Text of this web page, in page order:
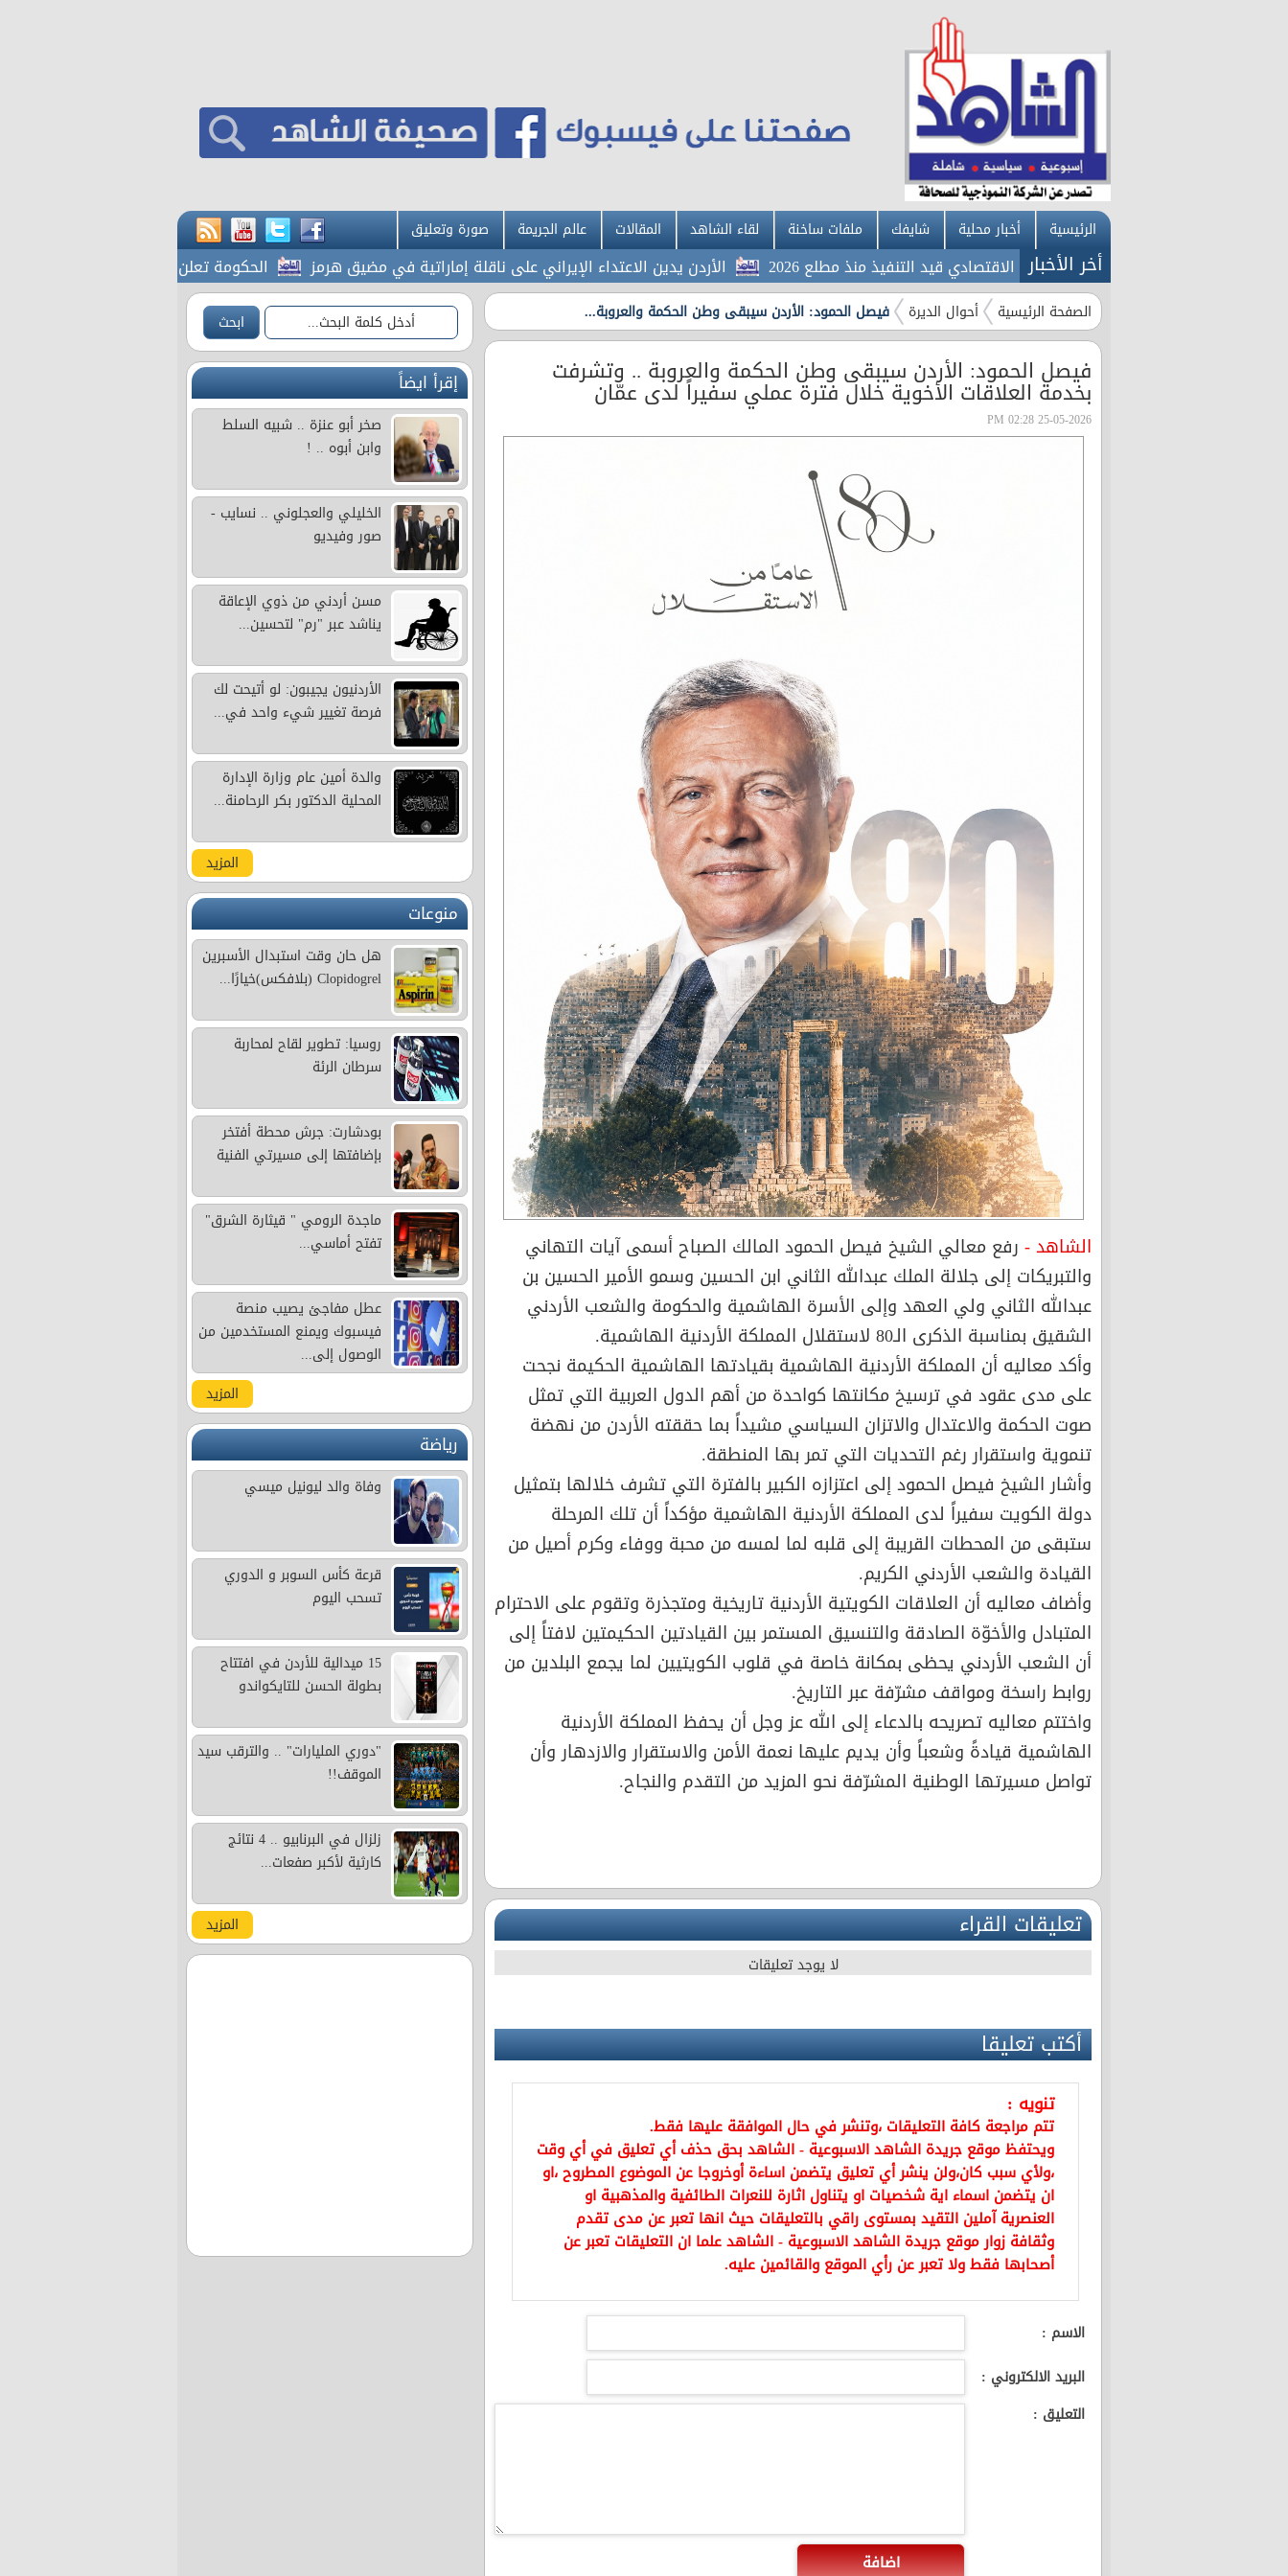
الرئيسية أخبار محلية شايفك ملفات ساخنة لقاء الشاهد المقالات عالم الجريمة صورة وتعليق
أخر الأخبار الأردن يدين الاعتداء الإيراني على ناقلة إماراتية في مضيق هرمز الحكومة تعلن بدء أعمال تصميم تلفريك عمّان
الصفحة الرئيسية أحوال الديرة فيصل الحمود: الأردن سيبقى وطن الحكمة والعروبة...
فيصل الحمود: الأردن سيبقى وطن الحكمة والعروبة .. وتشرفت
بخدمة العلاقات الأخوية خلال فترة عملي سفيراً لدى عمّان
25-05-2026 02:28 PM
الشاهد - رفع معالي الشيخ فيصل الحمود المالك الصباح أسمى آيات التهاني
والتبريكات إلى جلالة الملك عبدالله الثاني ابن الحسين وسمو الأمير الحسين بن
عبدالله الثاني ولي العهد وإلى الأسرة الهاشمية والحكومة والشعب الأردني
الشقيق بمناسبة الذكرى الـ80 لاستقلال المملكة الأردنية الهاشمية.
وأكد معاليه أن المملكة الأردنية الهاشمية بقيادتها الهاشمية الحكيمة نجحت
على مدى عقود في ترسيخ مكانتها كواحدة من أهم الدول العربية التي تمثل
صوت الحكمة والاعتدال والاتزان السياسي مشيداً بما حققته الأردن من نهضة
تنموية واستقرار رغم التحديات التي تمر بها المنطقة.
وأشار الشيخ فيصل الحمود إلى اعتزازه الكبير بالفترة التي تشرف خلالها بتمثيل
دولة الكويت سفيراً لدى المملكة الأردنية الهاشمية مؤكداً أن تلك المرحلة
ستبقى من المحطات القريبة إلى قلبه لما لمسه من محبة ووفاء وكرم أصيل من
القيادة والشعب الأردني الكريم.
وأضاف معاليه أن العلاقات الكويتية الأردنية تاريخية ومتجذرة وتقوم على الاحترام
المتبادل والأخوّة الصادقة والتنسيق المستمر بين القيادتين الحكيمتين لافتاً إلى
أن الشعب الأردني يحظى بمكانة خاصة في قلوب الكويتيين لما يجمع البلدين من
روابط راسخة ومواقف مشرّفة عبر التاريخ.
واختتم معاليه تصريحه بالدعاء إلى الله عز وجل أن يحفظ المملكة الأردنية
الهاشمية قيادةً وشعباً وأن يديم عليها نعمة الأمن والاستقرار والازدهار وأن
تواصل مسيرتها الوطنية المشرّفة نحو المزيد من التقدم والنجاح.
تعليقات القراء
لا يوجد تعليقات
أكتب تعليقا
تنويه :
تتم مراجعة كافة التعليقات ،وتنشر في حال الموافقة عليها فقط.
ويحتفظ موقع جريدة الشاهد الاسبوعية - الشاهد بحق حذف أي تعليق في أي وقت
،ولأي سبب كان،ولن ينشر أي تعليق يتضمن اساءة أوخروجا عن الموضوع المطروح ،او
ان يتضمن اسماء اية شخصيات او يتناول اثارة للنعرات الطائفية والمذهبية او
العنصرية آملين التقيد بمستوى راقي بالتعليقات حيث انها تعبر عن مدى تقدم
وثقافة زوار موقع جريدة الشاهد الاسبوعية - الشاهد علما ان التعليقات تعبر عن
أصحابها فقط ولا تعبر عن رأي الموقع والقائمين عليه.
الاسم :
البريد الالكتروني :
التعليق :
اضافة
إقرأ ايضاً
صخر أبو عنزة .. شبيه السلط
وابن أبوه .. !
الخليلي والعجلوني .. نسايب -
صور وفيديو
مسن أردني من ذوي الإعاقة
يناشد عبر "رم" لتحسين...
الأردنيون يجيبون: لو أتيحت لك
فرصة تغيير شيء واحد في...
والدة أمين عام وزارة الإدارة
المحلية الدكتور بكر الرحامنة...
المزيد
منوعات
هل حان وقت استبدال الأسبرين
Clopidogrel (بلافكس)خيارًا...
روسيا: تطوير لقاح لمحاربة
سرطان الرئة
بودشارت: جرش محطة أفتخر
بإضافتها إلى مسيرتي الفنية
ماجدة الرومي " قيثارة الشرق"
تفتح أماسي...
عطل مفاجئ يصيب منصة
فيسبوك ويمنع المستخدمين من
الوصول إلى...
المزيد
رياضة
وفاة والد ليونيل ميسي
قرعة كأس السوبر و الدوري
تسحب اليوم
15 ميدالية للأردن في افتتاح
بطولة الحسن للتايكواندو
"دوري المليارات" .. والترقب سيد
الموقف!!
زلزال في البرنابيو .. 4 نتائج
كارثية لأكبر صفعات...
المزيد